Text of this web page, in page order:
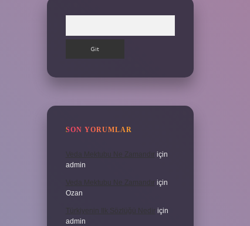
SON YORUMLAR
Veda Mektubu Ne Zamandır için
admin
Veda Mektubu Ne Zamandır için
Ozan
Türkiyenin Ilk Sözlüğü Nedir için
admin